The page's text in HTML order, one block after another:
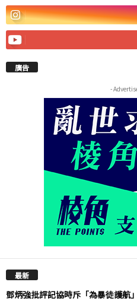
廣告
-
最新
鄧炳強批評記協時斥「為暴徒護